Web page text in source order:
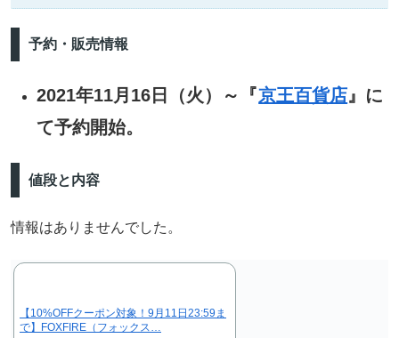
予約・販売情報
2021年11月16日（火）～『京王百貨店』に
て予約開始。
値段と内容
情報はありませんでした。
【10%OFFクーポン対象！9月11日23:59ま
で】FOXFIRE（フォックス…